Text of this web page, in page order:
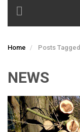
Toggle
navigation
Home Posts Tagged
NEWS